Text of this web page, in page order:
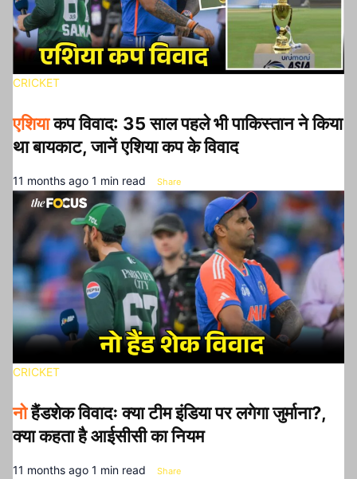
CRICKET
एशियाकप विवाद: 35 साल पहले भी पाकिस्तान ने किया
था बायकाट, जानें एशिया कप के विवाद
11 months ago 1 min read Share
CRICKET
नोहैंडशेक विवादः क्या टीम इंडिया पर लगेगा जुर्माना?,
क्या कहता है आईसीसी का नियम
11 months ago 1 min read Share